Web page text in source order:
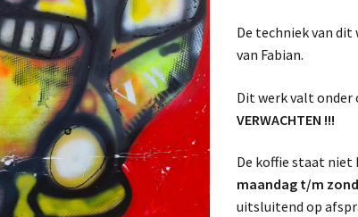
De techniek van
van Fabian.
Dit werk valt onder
VERWACHTEN !!!
De koffie staat niet
maandag t/m
uitsluitend op